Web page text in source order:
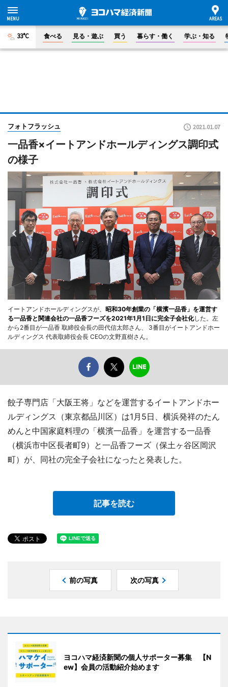
33°C 食べる 見る・遊ぶ 買う 暮らす・働く 学ぶ・知る
フォトフラッシュ 2021.01.07
一品香×イートアンドホールディングス調印式
の様子
イートアンドホールディングスが、 昭和30年創業の「横濱一品香」を運営す
る一品香と関連会社の一品香フーズを2021年1月1日に完全子会社化した。左
から2番目が一品香 取締役会長の田代信太郎さん、 3番目がイートアンドホー
ルディングス 代表取締役会長 CEOの文野直樹さん。
餃子専門店「大阪王将」などを運営するイートアンドホー
ルディングス（東京都品川区）は1月5日、横浜発祥のたん
めんと中国家庭料理の「横濱一品香」を運営する一品香
（横浜市中区長者町9）と一品香フーズ（保土ヶ谷区岡沢
町）が、同社の完全子会社になったと発表した。
記事を読む
前の写真 次の写真
ヨコハマ経済新聞の個人サポーター募集 【N
ew】会員の活動紹介始めます